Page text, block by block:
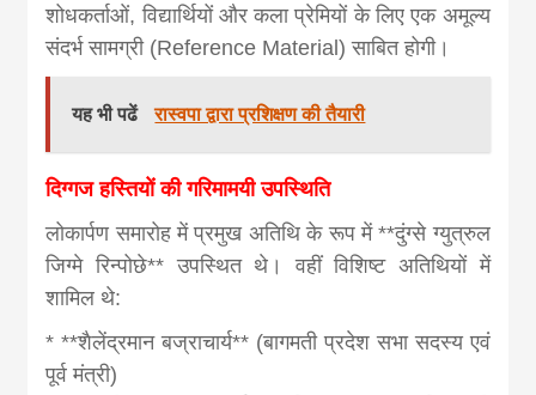
शोधकर्ताओं, विद्यार्थियों और कला प्रेमियों के लिए एक अमूल्य
संदर्भ सामग्री (Reference Material) साबित होगी।
यह भी पढें रास्वपा द्वारा प्रशिक्षण की तैयारी
दिग्गज हस्तियों की गरिमामयी उपस्थिति
लोकार्पण समारोह में प्रमुख अतिथि के रूप में **दुंग्से ग्युत्रुल
जिग्मे रिन्पोछे** उपस्थित थे। वहीं विशिष्ट अतिथियों में
शामिल थे:
* **शैलेंद्रमान बज्राचार्य** (बागमती प्रदेश सभा सदस्य एवं
पूर्व मंत्री)